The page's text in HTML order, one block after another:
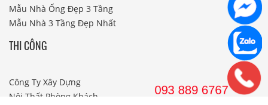
Mẫu Nhà Ống Đẹp 3 Tầng
Mẫu Nhà 3 Tầng Đẹp Nhất
THI CÔNG
Công Ty Xây Dựng
Nội Thất Phòng Khách